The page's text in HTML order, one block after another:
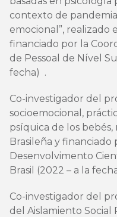
contexto de
emocional”, realizado
financiado por la
de Pessoal de Nível
fecha) .
Co-investigador del
socioemocional,
psíquica de los
Brasileña y financiado
Desenvolvimento
Brasil (2022 – a la
Co-investigador del
del Aislamiento